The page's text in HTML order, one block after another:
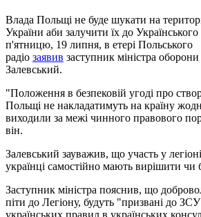
Влада Польщі не буде шукати на
України аби залучити їх до
п'ятницю, 19 липня, в етері Польського
радіо заявив заступник міністра
Залевський.
"Положення в безпековій угоді про
Польщі не накладатимуть на країну
виходили за межі чинного правового
він.
Залевський зауважив, що участь у
українці самостійно мають вирішити чи
Заступник міністра пояснив, що
піти до Легіону, будуть "призвані до
українських правил в українських